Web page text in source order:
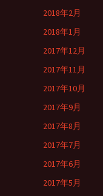
2018年2月
2018年1月
2017年12月
2017年11月
2017年10月
2017年9月
2017年8月
2017年7月
2017年6月
2017年5月